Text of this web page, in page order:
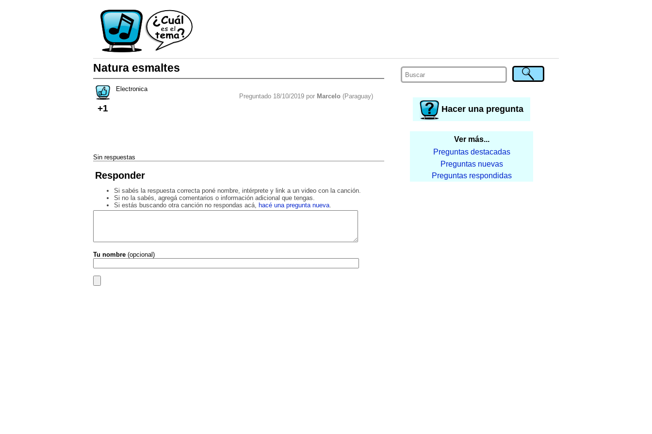
Hacer una pregunta
Ver más...
Preguntas destacadas
Preguntas nuevas
Preguntas respondidas
Natura esmaltes
+1
Electronica
Preguntado 18/10/2019 por Marcelo(Paraguay)
Sin respuestas
Responder
Si sabés la respuesta correcta poné nombre, intérprete y link a un video con la canción.
Si no la sabés, agregá comentarios o información adicional que tengas.
Si estás buscando otra canción no respondas acá, hacé una pregunta nueva.
Tu nombre (opcional)